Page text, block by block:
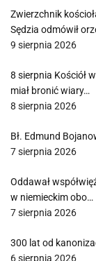
Zwierzchnik
Sędzia odmówił
9 sierpnia 2026
8 sierpnia Kościół
miał bronić wiary…
8 sierpnia 2026
Bł. Edmund
7 sierpnia 2026
Oddawał
w niemieckim obo…
7 sierpnia 2026
300 lat od
6 sierpnia 2026